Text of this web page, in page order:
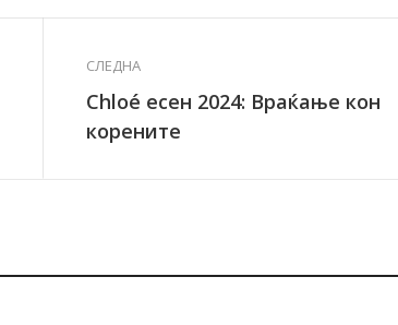
СЛЕДНА
Chloé есен 2024: Враќање кон
корените